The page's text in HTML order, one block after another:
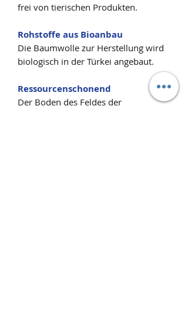
frei von tierischen Produkten.
Rohstoffe aus Bioanbau
Die Baumwolle zur Herstellung wird
biologisch in der Türkei angebaut.
Ressourcenschonend
Der Boden des Feldes der